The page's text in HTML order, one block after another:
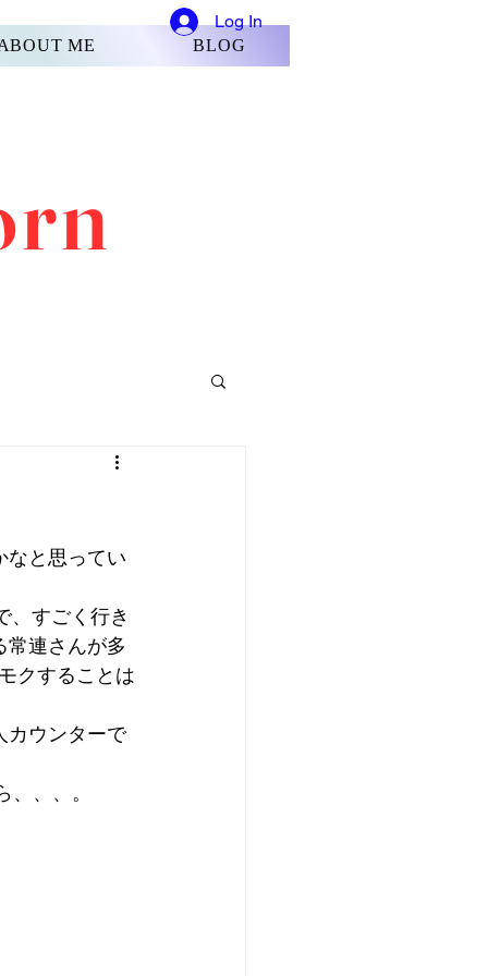
ME BLOG
Log In
なと思ってい
、すごく行き
常連さんが多
クすることは
カウンターで
、、、。